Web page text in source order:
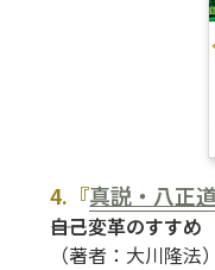
4.『真説・八正
――自己変革のすすめ
（著者：大川隆法）